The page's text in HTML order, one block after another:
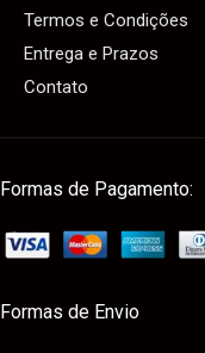
Termos e Condições
Entrega e Prazos
Contato
Formas de Pagamento:
Formas de Envio